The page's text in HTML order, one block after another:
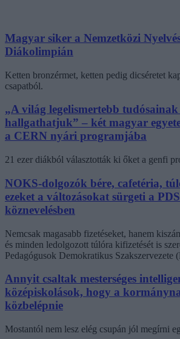
Magyar siker a Nemzetközi
Diákolimpián
Ketten bronzérmet, ketten pedig dicséretet
csapatból.
„A világ legelismertebb
hallgathatjuk” – két magyar
a CERN nyári programjába
21 ezer diákból választották ki őket a genfi
NOKS-dolgozók bére, cafetéria,
ezeket a változásokat sürgeti a
köznevelésben
Nemcsak magasabb fizetéseket, hanem
és minden ledolgozott túlóra kifizetését is
Pedagógusok Demokratikus Szakszervezete
Annyit csaltak mesterséges
középiskolások, hogy a
közbelépnie
Mostantól nem lesz elég csupán jól megírni